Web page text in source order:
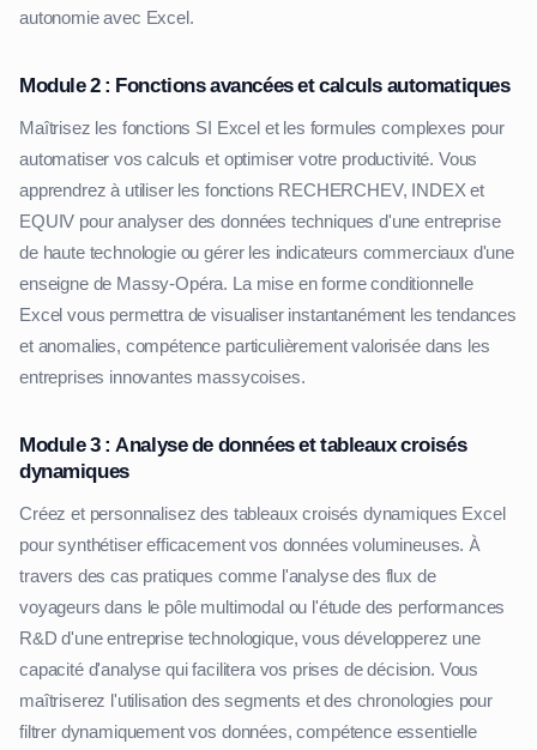
autonomie avec Excel.
Module 2 : Fonctions avancées et calculs automatiques
Maîtrisez les fonctions SI Excel et les formules complexes pour
automatiser vos calculs et optimiser votre productivité. Vous
apprendrez à utiliser les fonctions RECHERCHEV, INDEX et
EQUIV pour analyser des données techniques d'une entreprise
de haute technologie ou gérer les indicateurs commerciaux d'une
enseigne de Massy-Opéra. La mise en forme conditionnelle
Excel vous permettra de visualiser instantanément les tendances
et anomalies, compétence particulièrement valorisée dans les
entreprises innovantes massycoises.
Module 3 : Analyse de données et tableaux croisés
dynamiques
Créez et personnalisez des tableaux croisés dynamiques Excel
pour synthétiser efficacement vos données volumineuses. À
travers des cas pratiques comme l'analyse des flux de
voyageurs dans le pôle multimodal ou l'étude des performances
R&D d'une entreprise technologique, vous développerez une
capacité d'analyse qui facilitera vos prises de décision. Vous
maîtriserez l'utilisation des segments et des chronologies pour
filtrer dynamiquement vos données, compétence essentielle